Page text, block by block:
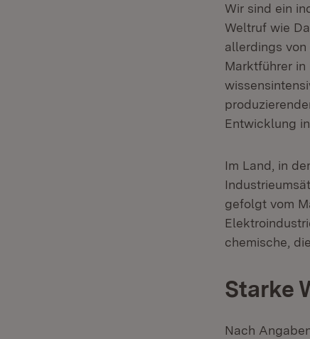
Wir sind ein
Weltruf wie
allerdings
Marktführer in
Entwicklung
Im Land, in
gefolgt vom
chemische,
Starke
Nach